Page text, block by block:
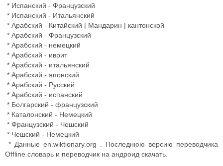
* Испанский - Французский
* Испанский - Итальянский
* Арабский - Китайский | Мандарин | кантонской
* Арабский - Французский
* Арабский - немецкий
* Арабский - иврит
* Арабский - итальянский
* Арабский - японский
* Арабский - Русский
* Арабский - испанский
* Болгарский - французский
* Каталонский - Немецкий
* Французский - Чешский
* Чешский - Немецкий
* Данные en.wiktionary.org . Последнюю версию переводчика
Offline словарь и переводчик на андроид скачать.